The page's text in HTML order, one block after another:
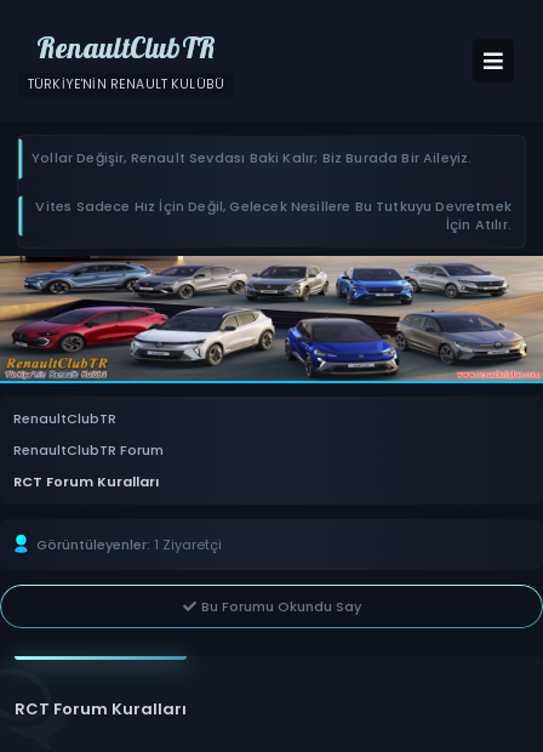
RenaultClubTR
TÜRKIYE'NIN RENAULT KULÜBÜ
Yollar Değişir, Renault Sevdası Baki Kalır; Biz Burada Bir Aileyiz.
Vites Sadece Hız İçin Değil, Gelecek Nesillere Bu Tutkuyu Devretmek
İçin Atılır.
RenaultClubTR
RenaultClubTR Forum
RCT Forum Kuralları
Görüntüleyenler: 1 Ziyaretçi
Bu Forumu Okundu Say
RCT Forum Kuralları